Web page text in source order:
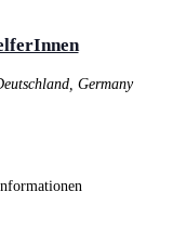
Germany